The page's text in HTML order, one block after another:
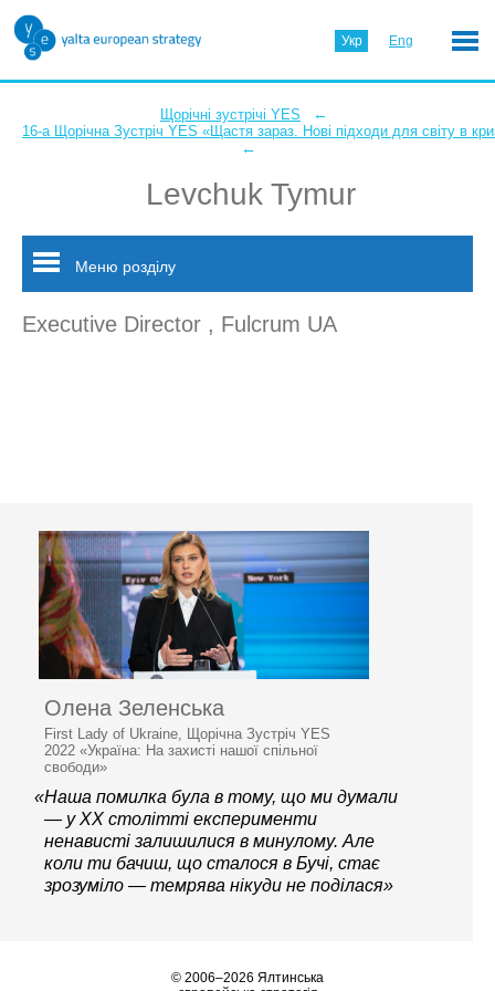
Укр Eng
Щорічні зустрічі YES ←
16-а Щорічна Зустріч YES «Щастя зараз. Нові підходи для світу в
←
Levchuk Tymur
Меню розділу
Executive Director , Fulcrum UA
Олена Зеленська
First Lady of Ukraine, Щорічна Зустріч YES
2022 «Україна: На захисті нашої спільної
свободи»
«Наша помилка була в тому, що ми думали
— у XX столітті експерименти
ненависті залишилися в минулому. Але
коли ти бачиш, що сталося в Бучі, стає
зрозуміло — темрява нікуди не поділася»
© 2006–2026 Ялтинська